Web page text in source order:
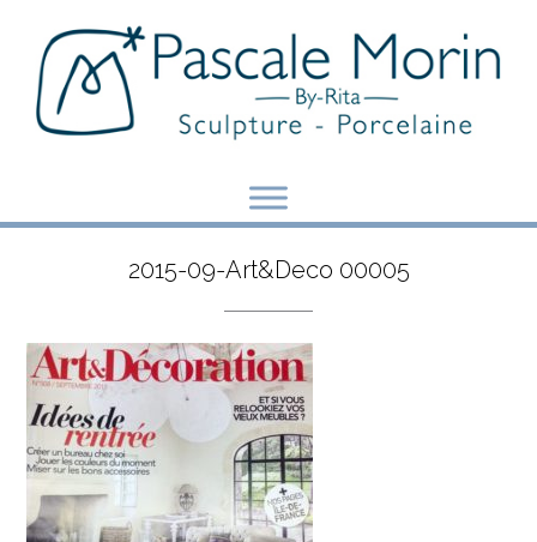
content
2015-09-Art&Deco 00005